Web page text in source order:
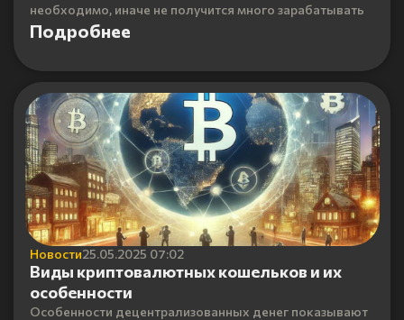
необходимо, иначе не получится много зарабатывать
Подробнее
Новости25.05.2025 07:02
Виды криптовалютных кошельков и их
особенности
Особенности децентрализованных денег показывают